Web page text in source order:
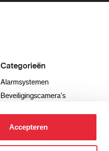
Accepteren
Categorieën
Alarmsystemen
Beveiligingscamera's
Hikvision camera's